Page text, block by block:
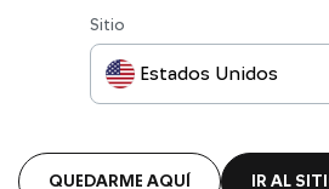
que permitan la
del cliente.
en cada etapa de la vida
y diferenciada.
Sitio
Estados Unidos
QUEDARME AQUÍ IR AL